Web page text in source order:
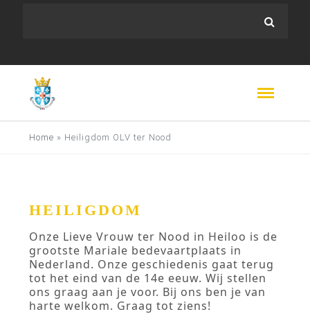
Home » Heiligdom OLV ter Nood
HEILIGDOM
Onze Lieve Vrouw ter Nood in Heiloo is de
grootste Mariale bedevaartplaats in
Nederland. Onze geschiedenis gaat terug
tot het eind van de 14e eeuw. Wij stellen
ons graag aan je voor. Bij ons ben je van
harte welkom. Graag tot ziens!